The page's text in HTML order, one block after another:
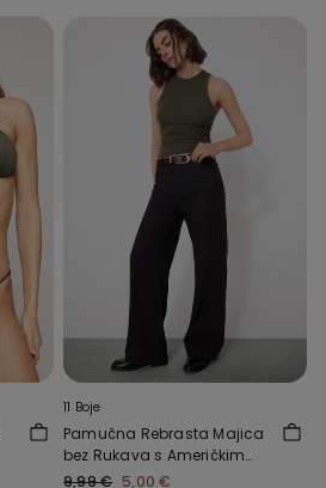
11 Boje
Pamučna Rebrasta Majica
bez Rukava s Američkim
Ovratnikom
9,99 € 5,00 €